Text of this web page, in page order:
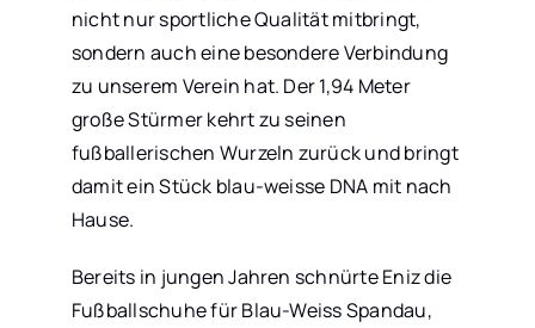
nicht nur sportliche Qualität mitbringt,
sondern auch eine besondere Verbindung
zu unserem Verein hat. Der 1,94 Meter
große Stürmer kehrt zu seinen
fußballerischen Wurzeln zurück und bringt
damit ein Stück blau-weisse DNA mit nach
Hause.
Bereits in jungen Jahren schnürte Eniz die
Fußballschuhe für Blau-Weiss Spandau,